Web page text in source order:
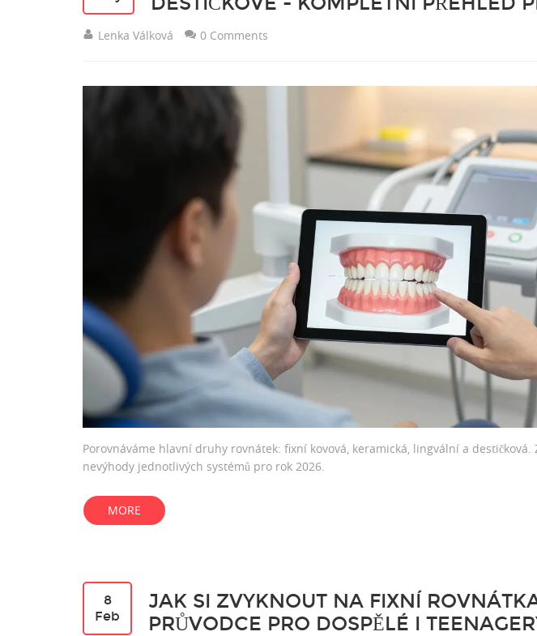
Lenka Válková 0 Comments
Porovnáváme hlavní druhy rovnátek: fixní kovová, keramická, lingvální a destičková.
nevýhody jednotlivých systémů pro rok 2026.
MORE
8
Feb
JAK SI ZVYKNOUT NA FIXNÍ
PRŮVODCE PRO DOSPĚLÉ I